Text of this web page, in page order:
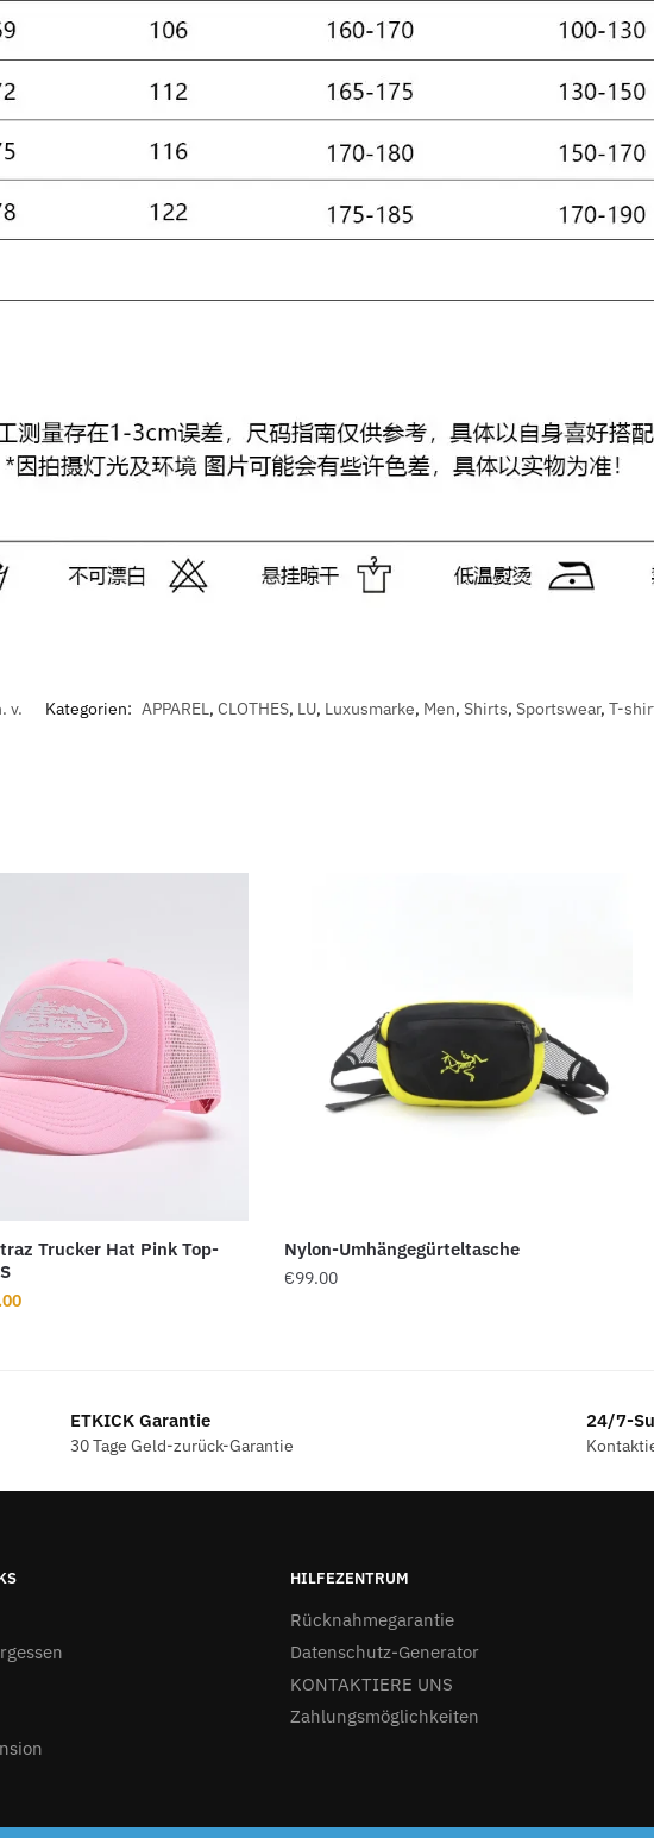
v. Kategorien: APPAREL, CLOTHES, LU, Luxusmarke, Men, Shirts, Sportswear, T-
Trucker Hat Pink Top-
Aktueller
Nylon-Umhängegürteltasche
€99.00
ETKICK Garantie
30 Tage Geld-zurück-Garantie
24/7-
HILFEZENTRUM
Rücknahmegarantie
Datenschutz-Generator
KONTAKTIERE UNS
Zahlungsmöglichkeiten